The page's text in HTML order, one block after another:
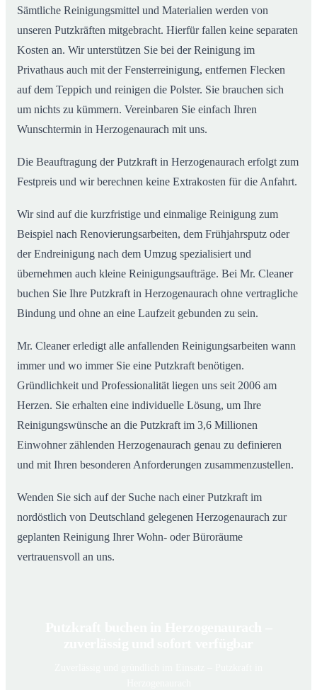
Sämtliche Reinigungsmittel und Materialien werden von
unseren Putzkräften mitgebracht. Hierfür fallen keine separaten
Kosten an. Wir unterstützen Sie bei der Reinigung im
Privathaus auch mit der Fensterreinigung, entfernen Flecken
auf dem Teppich und reinigen die Polster. Sie brauchen sich
um nichts zu kümmern. Vereinbaren Sie einfach Ihren
Wunschtermin in Herzogenaurach mit uns.
Die Beauftragung der Putzkraft in Herzogenaurach erfolgt zum
Festpreis und wir berechnen keine Extrakosten für die Anfahrt.
Wir sind auf die kurzfristige und einmalige Reinigung zum
Beispiel nach Renovierungsarbeiten, dem Frühjahrsputz oder
der Endreinigung nach dem Umzug spezialisiert und
übernehmen auch kleine Reinigungsaufträge. Bei Mr. Cleaner
buchen Sie Ihre Putzkraft in Herzogenaurach ohne vertragliche
Bindung und ohne an eine Laufzeit gebunden zu sein.
Mr. Cleaner erledigt alle anfallenden Reinigungsarbeiten wann
immer und wo immer Sie eine Putzkraft benötigen.
Gründlichkeit und Professionalität liegen uns seit 2006 am
Herzen. Sie erhalten eine individuelle Lösung, um Ihre
Reinigungswünsche an die Putzkraft im 3,6 Millionen
Einwohner zählenden Herzogenaurach genau zu definieren
und mit Ihren besonderen Anforderungen zusammenzustellen.
Wenden Sie sich auf der Suche nach einer Putzkraft im
nordöstlich von Deutschland gelegenen Herzogenaurach zur
geplanten Reinigung Ihrer Wohn- oder Büroräume
vertrauensvoll an uns.